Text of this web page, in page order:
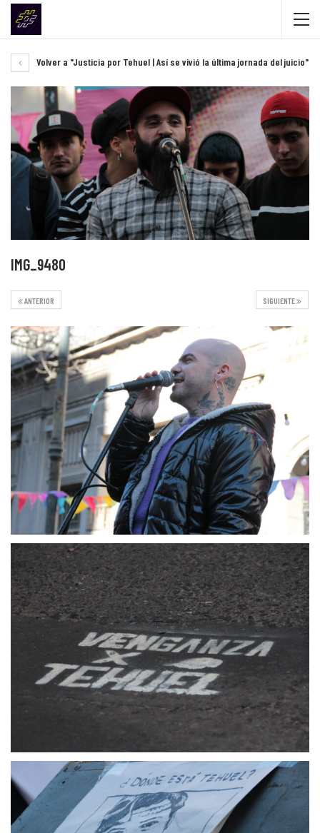
Volver a "Justicia por Tehuel | Así se vivió la última jornada del juicio"
IMG_9480
SIGUIENTE
ANTERIOR